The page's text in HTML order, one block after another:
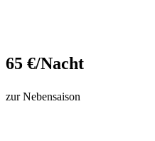
65 €/Nacht
zur Nebensaison